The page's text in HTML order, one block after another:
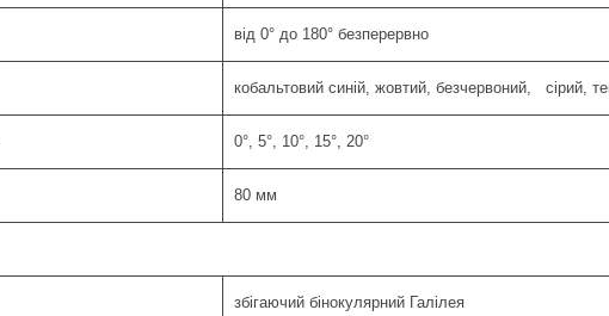
від 0° до 180° безперервно
кобальтовий синій, жовтий, безчервоний, сірий,
0°, 5°, 10°, 15°, 20°
80 мм
збігаючий бінокулярний Галілея